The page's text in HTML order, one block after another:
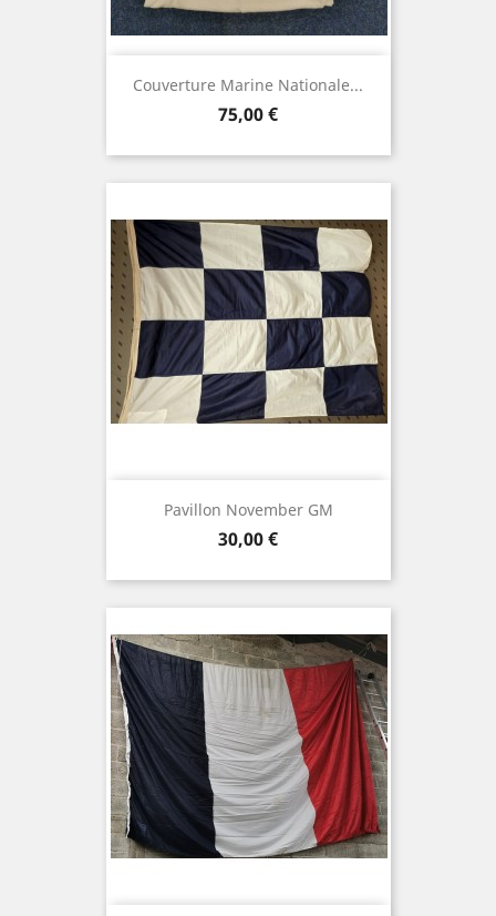
Couverture Marine Nationale...
Prix
75,00 €
Pavillon November GM
Prix
30,00 €